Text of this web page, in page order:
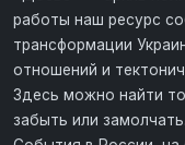
работы наш ресурс
трансформации
отношений и
Здесь можно найти
забыть или